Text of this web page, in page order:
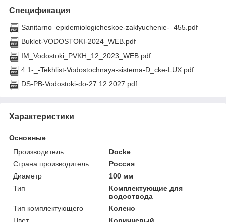
Спецификация
Sanitarno_epidemiologicheskoe-zaklyuchenie-_455.pdf
Buklet-VODOSTOKI-2024_WEB.pdf
IM_Vodostoki_PVKH_12_2023_WEB.pdf
4.1-_-Tekhlist-Vodostochnaya-sistema-D_cke-LUX.pdf
DS-PB-Vodostoki-do-27.12.2027.pdf
Характеристики
Основные
Производитель
Docke
Страна производитель
Россия
Диаметр
100 мм
Тип
Комплектующие для
водоотвода
Тип комплектующего
Колено
Цвет
Коричневый